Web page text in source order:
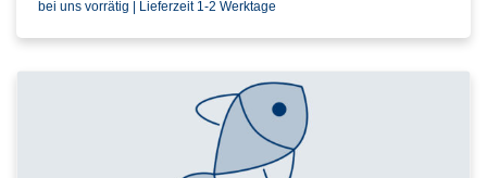
bei uns vorrätig | Lieferzeit 1-2 Werktage